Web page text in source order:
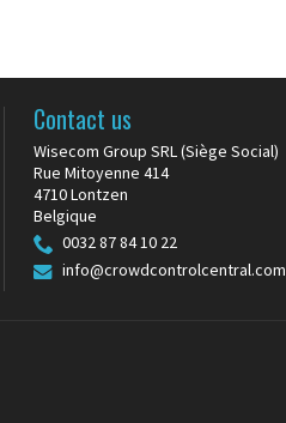
Contact us
Wisecom Group SRL (Siège Social)
Rue Mitoyenne 414
4710 Lontzen
Belgique
0032 87 84 10 22
info@crowdcontrolcentral.com